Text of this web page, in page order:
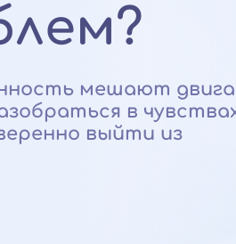
мешают
в
выйти из